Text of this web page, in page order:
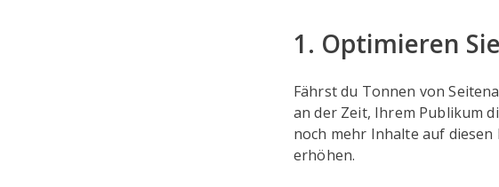
1. Optimieren
Fährst du Tonnen von
an der Zeit, Ihrem Publikum
noch mehr Inhalte auf
erhöhen.